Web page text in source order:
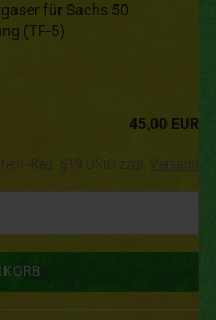
für Sachs 50
(TF-5)
45,00 EUR